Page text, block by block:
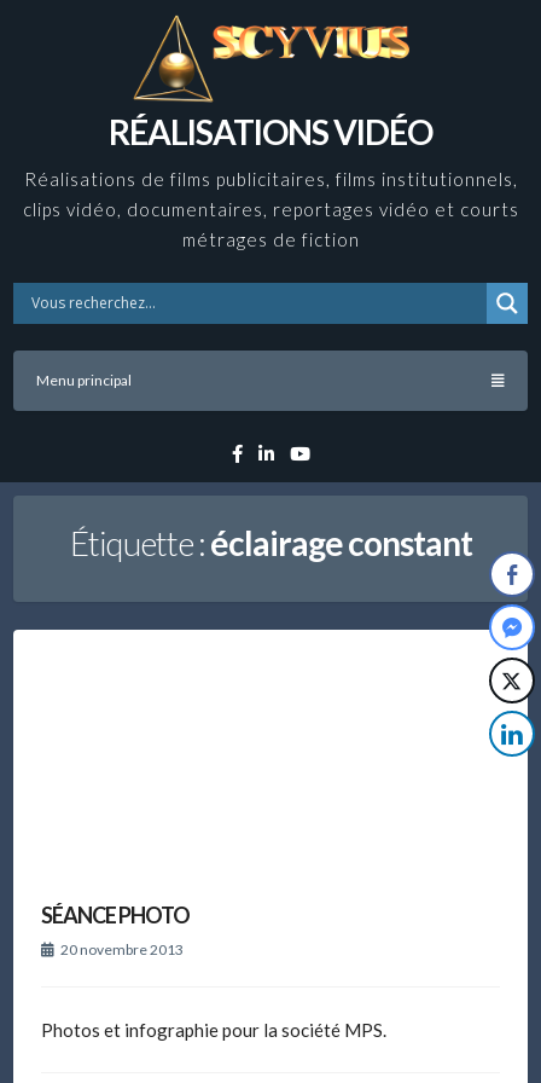
RÉALISATIONS VIDÉO
Réalisations de films publicitaires, films institutionnels,
clips vidéo, documentaires, reportages vidéo et courts
métrages de fiction
Menu principal
Facebook
LinkedinYouTube
Étiquette :éclairage constant
SÉANCE PHOTO
20 novembre 2013
Photos et infographie pour la société MPS.